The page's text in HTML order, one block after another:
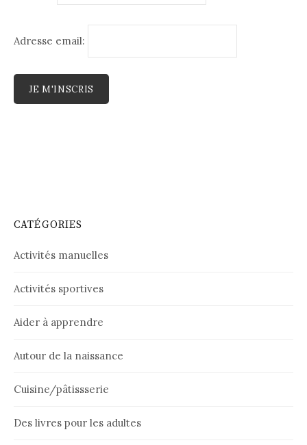
Adresse email:
CATÉGORIES
Activités manuelles
Activités sportives
Aider à apprendre
Autour de la naissance
Cuisine/pâtissserie
Des livres pour les adultes